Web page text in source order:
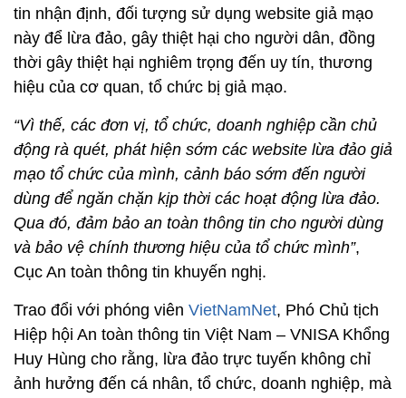
tin nhận định, đối tượng sử dụng website giả mạo
này để lừa đảo, gây thiệt hại cho người dân, đồng
thời gây thiệt hại nghiêm trọng đến uy tín, thương
hiệu của cơ quan, tổ chức bị giả mạo.
“Vì thế, các đơn vị, tổ chức, doanh nghiệp cần chủ
động rà quét, phát hiện sớm các website lừa đảo giả
mạo tổ chức của mình, cảnh báo sớm đến người
dùng để ngăn chặn kịp thời các hoạt động lừa đảo.
Qua đó, đảm bảo an toàn thông tin cho người dùng
và bảo vệ chính thương hiệu của tổ chức mình”,
Cục An toàn thông tin khuyến nghị.
Trao đổi với phóng viên VietNamNet, Phó Chủ tịch
Hiệp hội An toàn thông tin Việt Nam – VNISA Khổng
Huy Hùng cho rằng, lừa đảo trực tuyến không chỉ
ảnh hưởng đến cá nhân, tổ chức, doanh nghiệp, mà